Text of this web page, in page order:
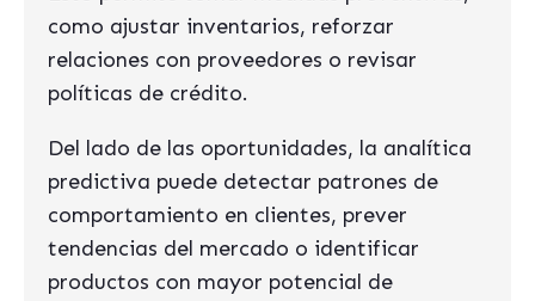
como ajustar inventarios, reforzar
relaciones con proveedores o revisar
políticas de crédito.
Del lado de las oportunidades, la analítica
predictiva puede detectar patrones de
comportamiento en clientes, prever
tendencias del mercado o identificar
productos con mayor potencial de